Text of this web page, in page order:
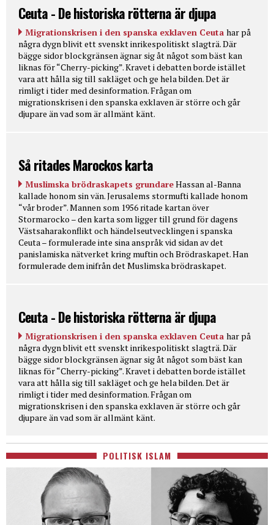
Ceuta - De historiska rötterna är djupa
Migrationskrisen i den spanska exklaven Ceuta har på
några dygn blivit ett svenskt inrikespolitiskt slagträ. Där
bägge sidor blockgränsen ägnar sig åt något som bäst kan
liknas för “Cherry-picking”. Kravet i debatten borde istället
vara att hålla sig till sakläget och ge hela bilden. Det är
rimligt i tider med desinformation. Frågan om
migrationskrisen i den spanska exklaven är större och går
djupare än vad som är allmänt känt.
Så ritades Marockos karta
Muslimska brödraskapets grundareHassan al-Banna
kallade honom sin vän. Jerusalems stormufti kallade honom
“vår broder”. Mannen som 1956 ritade kartan över
Stormarocko – den karta som ligger till grund för dagens
Västsaharakonflikt och händelseutvecklingen i spanska
Ceuta – formulerade inte sina anspråk vid sidan av det
panislamiska nätverket kring muftin och Brödraskapet. Han
formulerade dem inifrån det Muslimska brödraskapet.
Ceuta - De historiska rötterna är djupa
Migrationskrisen i den spanska exklaven Ceuta har på
några dygn blivit ett svenskt inrikespolitiskt slagträ. Där
bägge sidor blockgränsen ägnar sig åt något som bäst kan
liknas för “Cherry-picking”. Kravet i debatten borde istället
vara att hålla sig till sakläget och ge hela bilden. Det är
rimligt i tider med desinformation. Frågan om
migrationskrisen i den spanska exklaven är större och går
djupare än vad som är allmänt känt.
POLITISK ISLAM